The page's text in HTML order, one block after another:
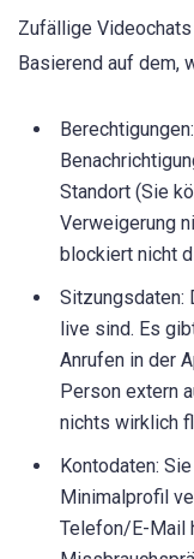
Zufällige
Basierend auf dem,
Standort (Sie
Verweigerung
blockiert nicht
Sitzungsdaten:
live sind. Es
Anrufen in der
Person extern
nichts wirklich
Kontodaten:
Minimalprofil
Telefon/E-Mail